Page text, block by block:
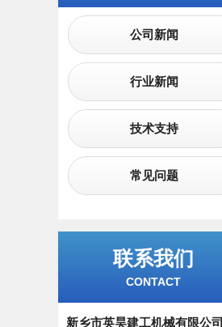
公司新闻
行业新闻
技术支持
常见问题
联系我们
CONTACT
新乡市英昊建工机械有限公司